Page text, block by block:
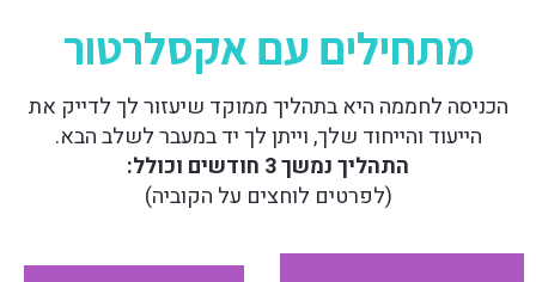
מתחילים עם אקסלרטור
הכניסה לחממה היא בתהליך ממוקד שיעזור לך לדייק את
הייעוד והייחוד שלך, וייתן לך יד במעבר לשלב הבא.
התהליך נמשך 3 חודשים וכולל:
(לפרטים לוחצים על הקוביה)